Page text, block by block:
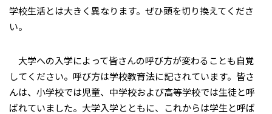
学校生活とは大きく異なります。ぜひ頭を切り換えてくださ
い。
大学への入学によって皆さんの呼び方が変わることも自覚
してください。呼び方は学校教育法に記されています。皆さ
んは、小学校では児童、中学校および高等学校では生徒と呼
ばれていました。大学入学とともに、これからは学生と呼ば